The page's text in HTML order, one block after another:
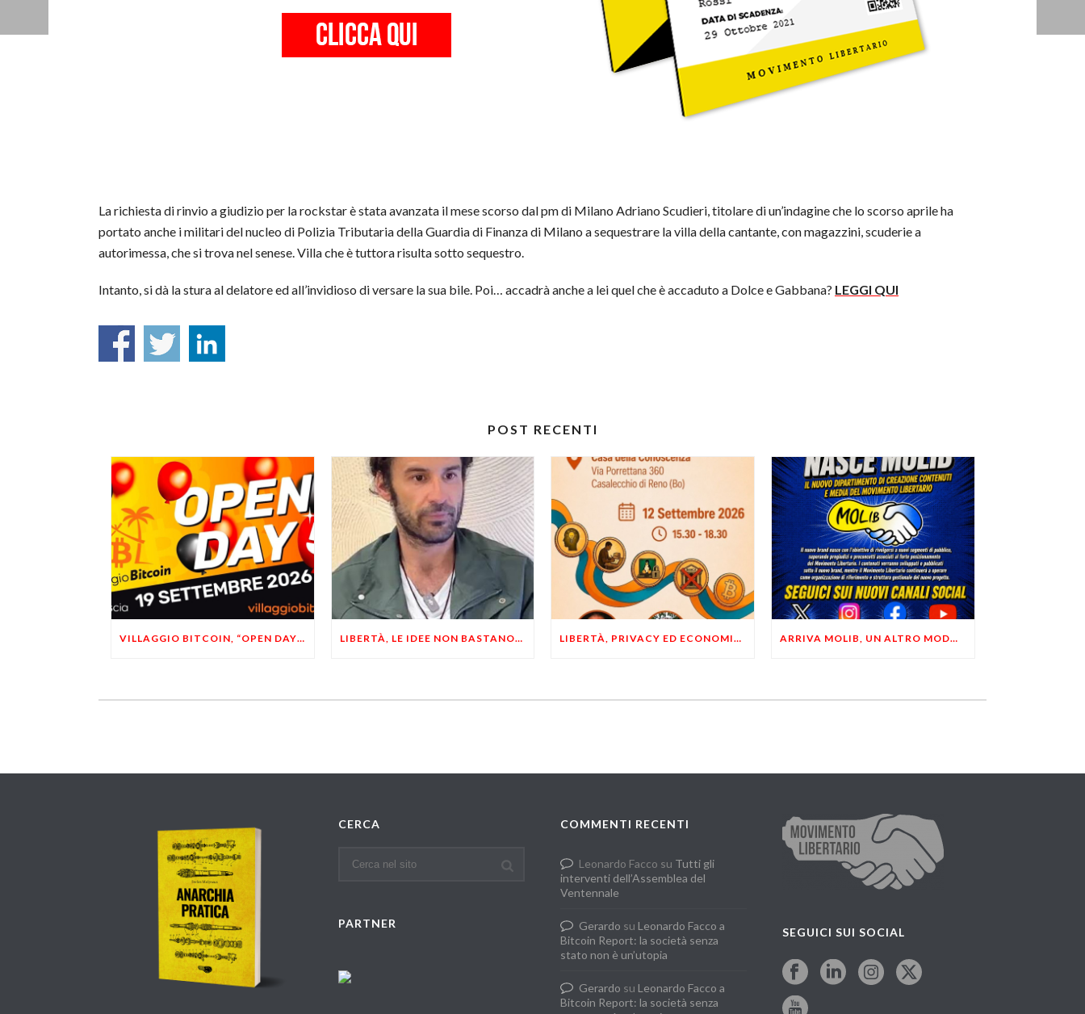
La richiesta di rinvio a giudizio per la rockstar è stata avanzata il mese scorso dal pm di Milano Adriano Scudieri, titolare di un’indagine che lo scorso aprile ha
portato anche i militari del nucleo di Polizia Tributaria della Guardia di Finanza di Milano a sequestrare la villa della cantante, con magazzini, scuderie a
autorimessa, che si trova nel senese. Villa che è tuttora risulta sotto sequestro.
Intanto, si dà la stura al delatore ed all’invidioso di versare la sua bile. Poi… accadrà anche a lei quel che è accaduto a Dolce e Gabbana? LEGGI QUI
POST RECENTI
VILLAGGIO BITCOIN, “OPEN DAY 5”: LEONARDO FACCO OSPITE A BRESCIA LIBERTÀ, LE IDEE NON BASTANO! SERVONO ESEMPI E UN PO’ DI COERENZA LIBERTÀ, PRIVACY ED ECONOMIA DEL BUON SENSO: FACCO E MUSUMECI A CASALECCHIO DI RENO (BO) ARRIVA MOLIB, UN ALTRO MODO DI COMUNICARE LIBERTARIO
CERCA
PARTNER
COMMENTI RECENTI
Leonardo Facco su Tutti gli
interventi dell’Assemblea del
Ventennale
Gerardo su Leonardo Facco a
Bitcoin Report: la società senza
stato non è un’utopia
Gerardo su Leonardo Facco a
Bitcoin Report: la società senza
SEGUICI SUI SOCIAL